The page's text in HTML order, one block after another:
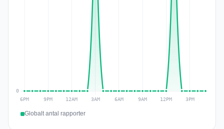
Globalt antal rapporter